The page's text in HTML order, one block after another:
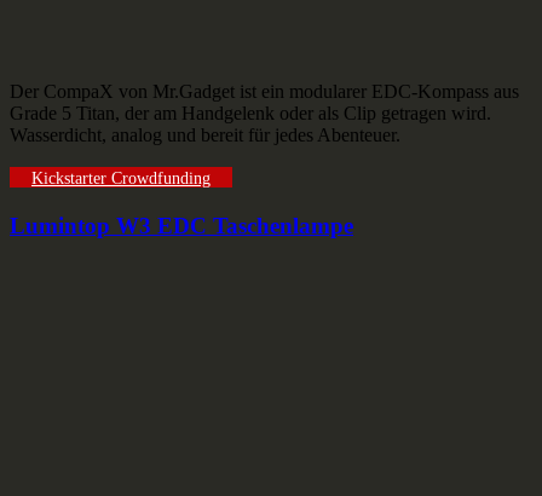
Der CompaX von Mr.Gadget ist ein modularer EDC-Kompass aus
Grade 5 Titan, der am Handgelenk oder als Clip getragen wird.
Wasserdicht, analog und bereit für jedes Abenteuer.
Kickstarter Crowdfunding
Lumintop W3 EDC Taschenlampe